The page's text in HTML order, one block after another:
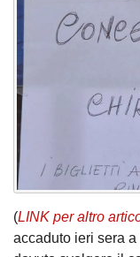
(LINK per altro
accaduto ieri sera